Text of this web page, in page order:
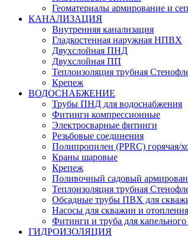
Геоматериалы армирование и
КАНАЛИЗАЦИЯ
Внутренняя канализация
Гладкостенная наружная НПВХ
Двухслойная ПНД
Двухслойная ПП
Теплоизоляция трубная
Крепеж
ВОДОСНАБЖЕНИЕ
Трубы ПНД для водоснабжения
Фитинги компрессионные
Электросварные фитинги
Резьбовые соединения
Полипропилен (PPRC) горячая/
Краны шаровые
Крепеж
Поливочный садовый
Теплоизоляция трубная
Обсадные трубы ПВХ для
Насосы для скважин и отопления
Фитинги и труба для
ГИДРОИЗОЛЯЦИЯ